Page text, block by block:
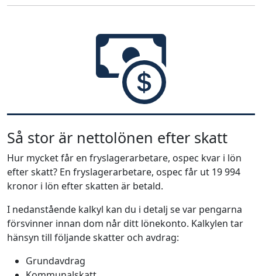
Så stor är nettolönen efter skatt
Hur mycket får en fryslagerarbetare, ospec kvar i lön
efter skatt? En fryslagerarbetare, ospec får ut 19 994
kronor i lön efter skatten är betald.
I nedanstående kalkyl kan du i detalj se var pengarna
försvinner innan dom når ditt lönekonto. Kalkylen tar
hänsyn till följande skatter och avdrag:
Grundavdrag